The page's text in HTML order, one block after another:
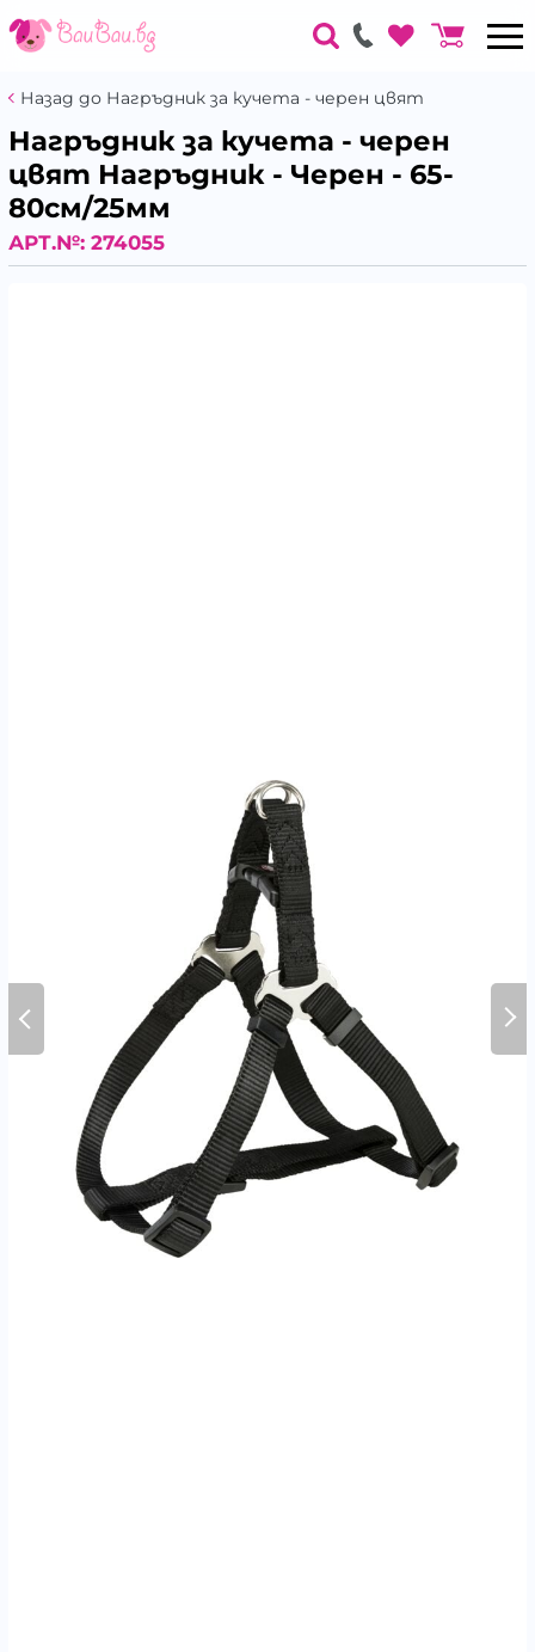
Назад до Нагръдник за кучета - черен цвят
Нагръдник за кучета - черен
цвят Нагръдник - Черен - 65-
80см/25мм
АРТ.№: 274055